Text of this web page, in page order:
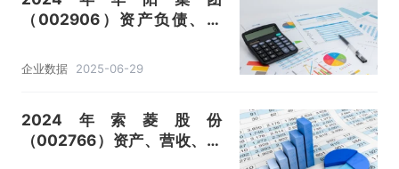
（002906）资产负债、营
车电子、精密压铸）数据统计
企业数据 2025-06-29
2024年索菱股份
（002766）资产、营收、成